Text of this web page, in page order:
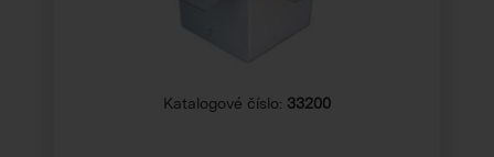
Katalogové číslo: 33200